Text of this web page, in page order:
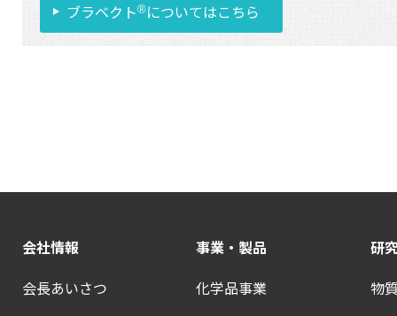
ブラベクト®についてはこちら
会社情報
会長あいさつ
事業・製品
化学品事業
研
物